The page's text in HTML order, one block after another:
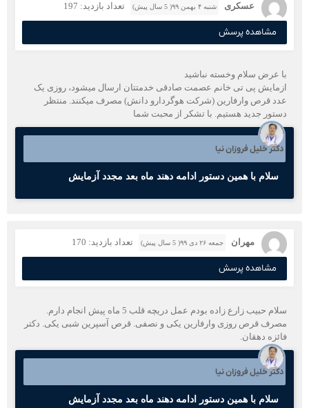
عسکری شنبه ۴ بهمن ۹۹( 5 سال پیش) تعداد بازدید: 197
مشاهده پرسش
با عرض سلام و‌خسته نباشید
ازمایش پی تی خانم عصمت صادقی خدمتتان ارسال میشود، روزی یک
عدد قرص وارفارین (شرکت هوگردارو دانش) مصرف میکنند. منتظر
دستور جدید هستیم. با تشکر از محبت شما
دکتر خلیل فروزان نیا
سلام با همین دستور ادامه دهند ماه بعد مجدد آزمایش
مهران جمعه ۲۶ دی ۹۹( 5 سال پیش) تعداد بازدید: 170
مشاهده پرسش
سلام حبیب زارع زاده بودم عمل دریچه قلب 5 ماه پیش انجام دارم.
مصرف قرص روزی وارفارین یکی و نصفی. قرص آسپرین شبی یکی. دکتر
فائزه دهقان.
دکتر خلیل فروزان نیا
سلام با همین دستور ادامه دهند ماه بعد مجدد آزمایش